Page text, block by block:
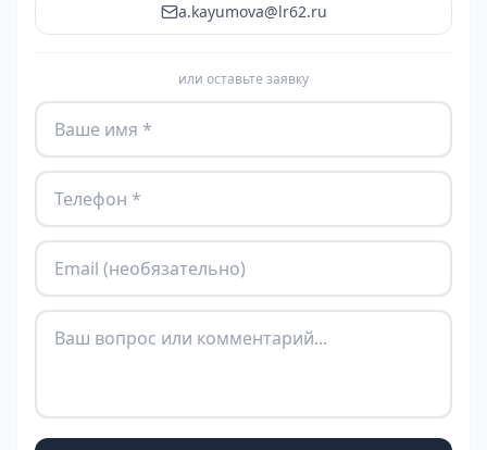
a.kayumova@lr62.ru
или оставьте заявку